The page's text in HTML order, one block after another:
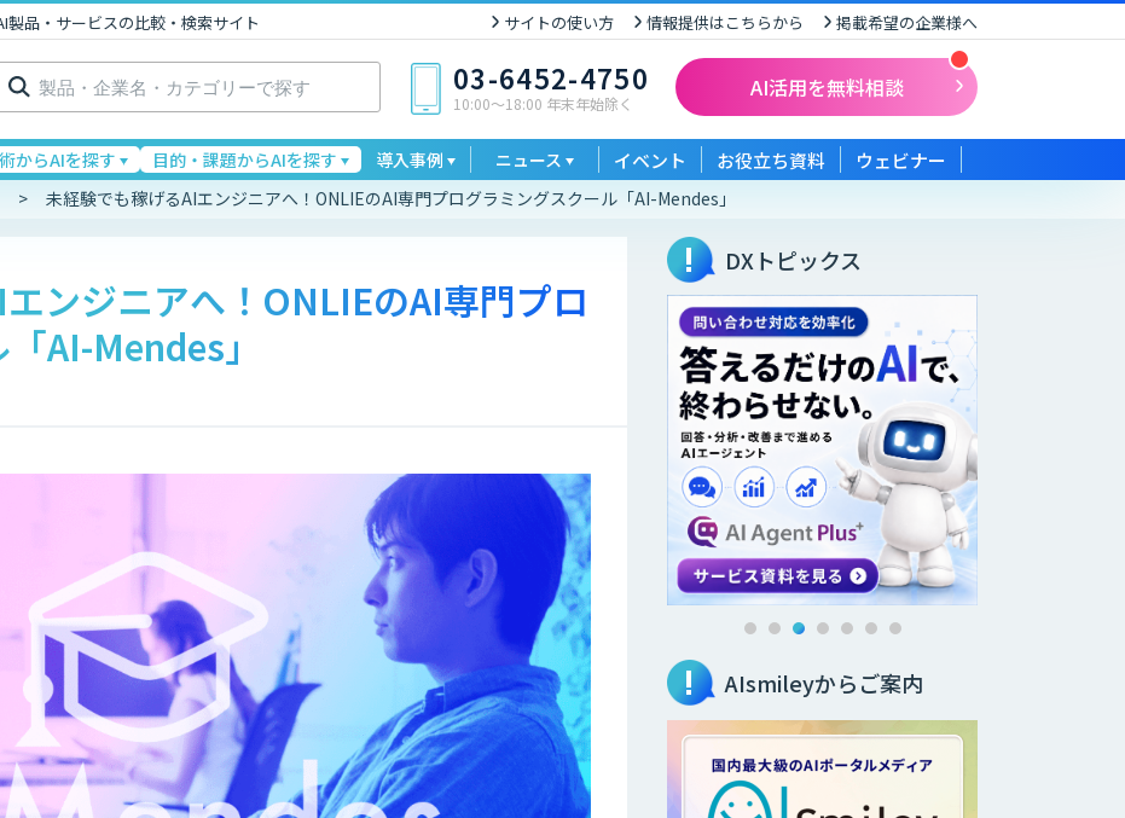
製品・サービスの比較・検索サイト サイトの使い方 情報提供はこちらから 掲載希望の企業様へ
索: 03-6452-4750
10:00〜18:00 年末年始除く
AI活用を無料相談
からAIを探す 目的・課題からAIを探す 導入事例 ニュース イベント お役立ち資料 ウェビナー
未経験でも稼げるAIエンジニアへ！ONLIEのAI専門プログラミングスクール「AI-Mendes」
ンジニアへ！ONLIEのAI専門プロ
AI-Mendes」
DXトピックス
AIsmileyからご案内